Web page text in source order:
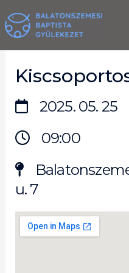
to
content
2025. 05. 25
09:00
u. 7